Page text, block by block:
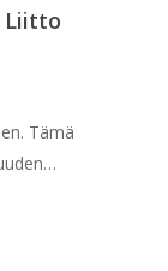
Liitto
Tämä